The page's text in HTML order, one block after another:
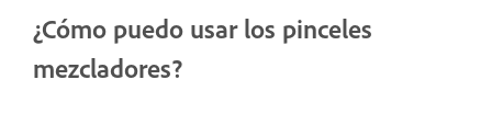
¿Cómo puedo usar los pinceles
mezcladores?